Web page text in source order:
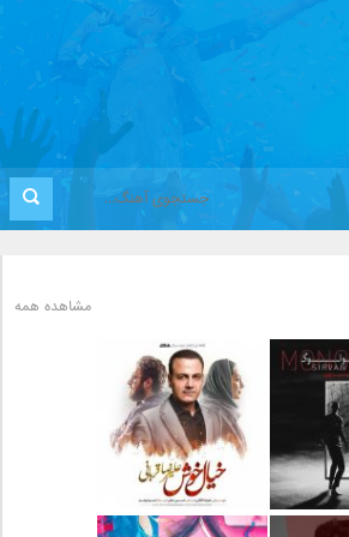
مشاهده همه